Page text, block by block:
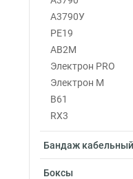
А3790У
PE19
АВ2М
Электрон PRO
Электрон М
В61
RX3
Бандаж кабельный
Боксы